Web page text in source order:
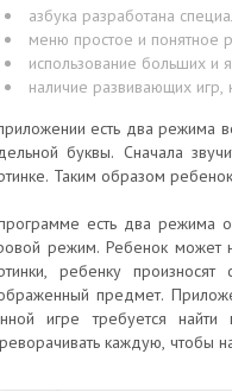
азбука разработана
меню простое и понятное
использование больших и
наличие развивающих игр,
есть два режима
буквы. Сначала
Таким образом
есть два режима
режим. Ребенок может
ребенку
предмет.
игре требуется
каждую, чтобы